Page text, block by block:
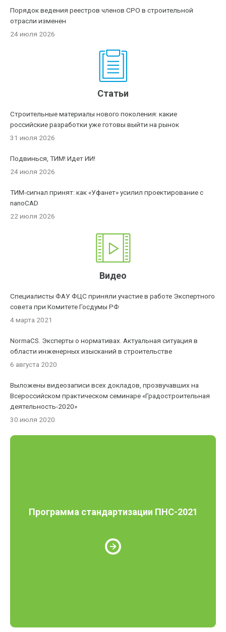
Порядок ведения реестров членов СРО в строительной
отрасли изменен
24 июля 2026
Статьи
Строительные материалы нового поколения: какие
российские разработки уже готовы выйти на рынок
31 июля 2026
Подвинься, ТИМ! Идет ИИ!
24 июля 2026
ТИМ-сигнал принят: как «Уфанет» усилил проектирование с
nanoCAD
22 июля 2026
Видео
Специалисты ФАУ ФЦС приняли участие в работе Экспертного
совета при Комитете Госдумы РФ
4 марта 2021
NormaCS. Эксперты о нормативах. Актуальная ситуация в
области инженерных изысканий в строительстве
6 августа 2020
Выложены видеозаписи всех докладов, прозвучавших на
Всероссийском практическом семинаре «Градостроительная
деятельность-2020»
30 июля 2020
Программа стандартизации ПНС-2021